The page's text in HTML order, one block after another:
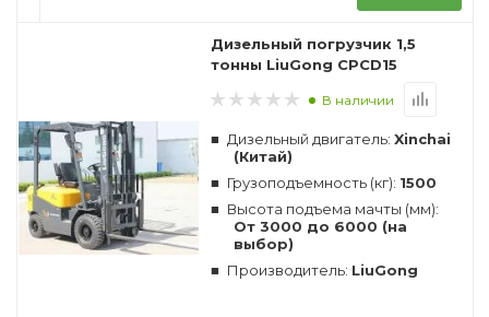
Дизельный погрузчик 1,5
тонны LiuGong CPCD15
В наличии
Дизельный двигатель: Xinchai
(Китай)
Грузоподъемность (кг): 1500
Высота подъема мачты (мм):
От 3000 до 6000 (на
выбор)
Производитель: LiuGong